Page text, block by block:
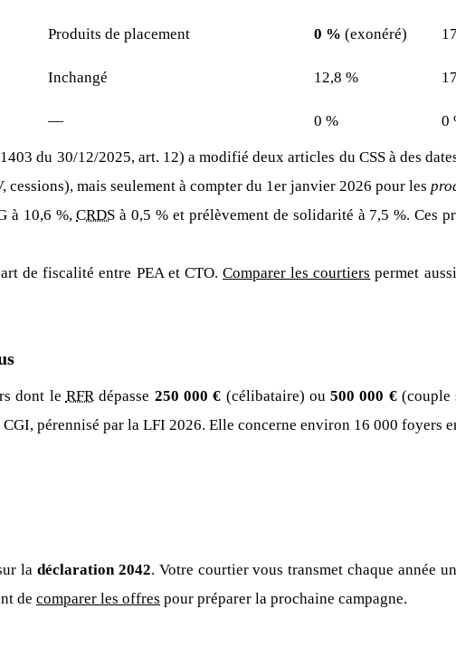
Produits de placement 0 % (exonéré)
Inchangé 12,8 %
— 0 % 0
du 30/12/2025, art. 12) a modifié deux articles du CSS à des
cessions), mais seulement à compter du 1er janvier 2026 pour les
à 10,6 %,CRDS à 0,5 % et prélèvement de solidarité à 7,5 %. Ces
de fiscalité entre PEA et CTO.Comparer les courtiers permet
dont le RFR dépasse 250 000 € (célibataire) ou500 000 €(couple
pérennisé par la LFI 2026. Elle concerne environ 16 000 foyers
la déclaration 2042. Votre courtier vous transmet chaque année un
de comparer les offres pour préparer la prochaine campagne.